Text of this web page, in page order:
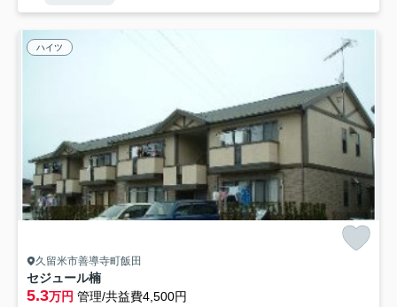
ハイツ
久留米市善導寺町飯田
セジュール楠
5.3万円 管理/共益費4,500円